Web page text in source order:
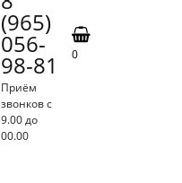
(965)
056-
98-81
Приём
звонков с
9.00 до
00.00
0